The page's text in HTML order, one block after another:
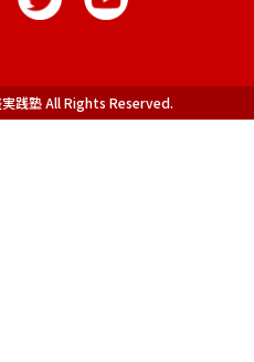
践塾 All Rights Reserved.